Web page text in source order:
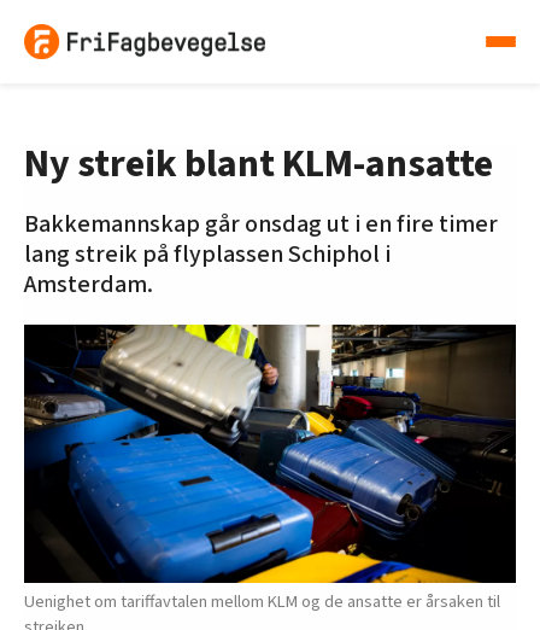
Ny streik blant KLM-ansatte
Bakkemannskap går onsdag ut i en fire timer
lang streik på flyplassen Schiphol i
Amsterdam.
Uenighet om tariffavtalen mellom KLM og de ansatte er årsaken til